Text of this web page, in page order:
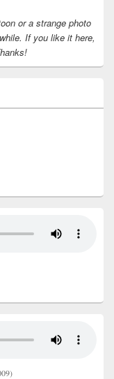
or a strange photo
If you like it here,